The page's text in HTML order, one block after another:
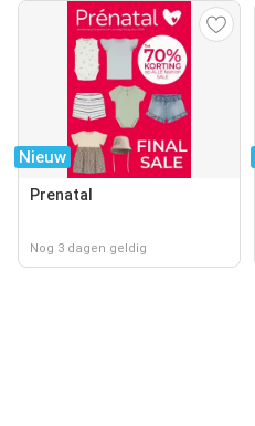
Nieuw
Prenatal
Nog 3 dagen geldig